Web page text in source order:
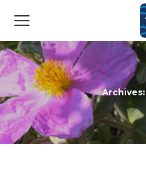
Archives: